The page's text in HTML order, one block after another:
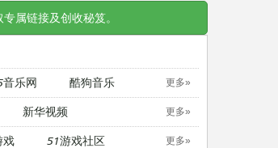
属链接及创收秘笈。
音乐网 酷狗音乐 更多»
新华视频 更多»
戏 51游戏社区 更多»